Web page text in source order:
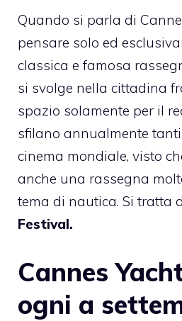
Quando si parla di
pensare solo ed
classica e famosa
si svolge nella cittadina
spazio solamente per il
sfilano annualmente
cinema mondiale, visto
anche una rassegna
tema di nautica. Si tratta
Festival.
Cannes
ogni a